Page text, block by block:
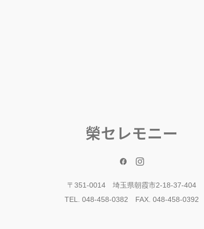
榮セレモニー
〒351-0014 埼玉県朝霞市2-18-37-404
TEL. 048-458-0382 FAX. 048-458-0392